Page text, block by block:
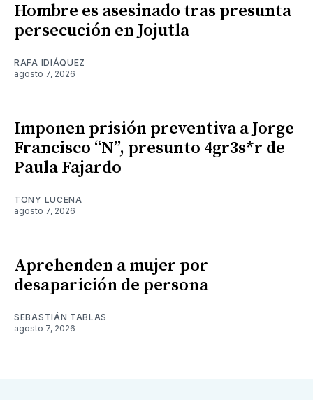
Hombre es asesinado tras presunta
persecución en Jojutla
RAFA IDIÁQUEZ
agosto 7, 2026
Imponen prisión preventiva a Jorge
Francisco “N”, presunto 4gr3s*r de
Paula Fajardo
TONY LUCENA
agosto 7, 2026
Aprehenden a mujer por
desaparición de persona
SEBASTIÁN TABLAS
agosto 7, 2026